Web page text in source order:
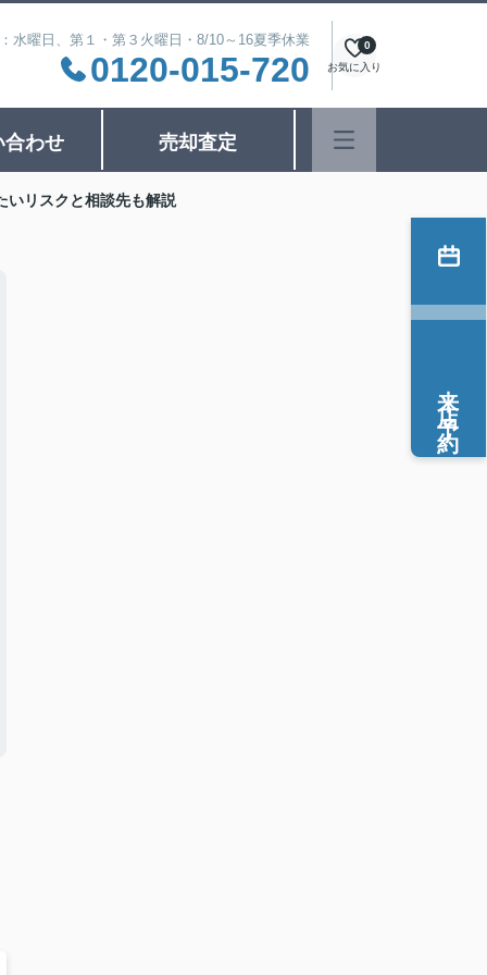
曜日、第１・第３火曜日・8/10～16夏季休業
0120-015-720 お気に入り
0
合わせ 売却査定
いリスクと相談先も解説
来店予約